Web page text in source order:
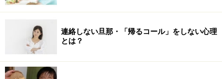
連絡しない旦那・「帰るコール」をしない心理
とは？